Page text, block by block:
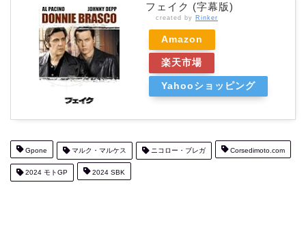
フェイク (字幕版)
created by Rinker
Amazon
楽天市場
Yahooショッピング
Gpone マルク・マルケス ニコロー・ブレガ Corsedimoto.com
2024 モトGP 2024 SBK